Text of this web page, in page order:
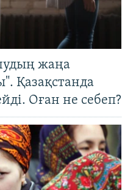
жаңа
Қазақстанда
Оған не себеп?